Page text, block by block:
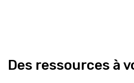
Des ressources à